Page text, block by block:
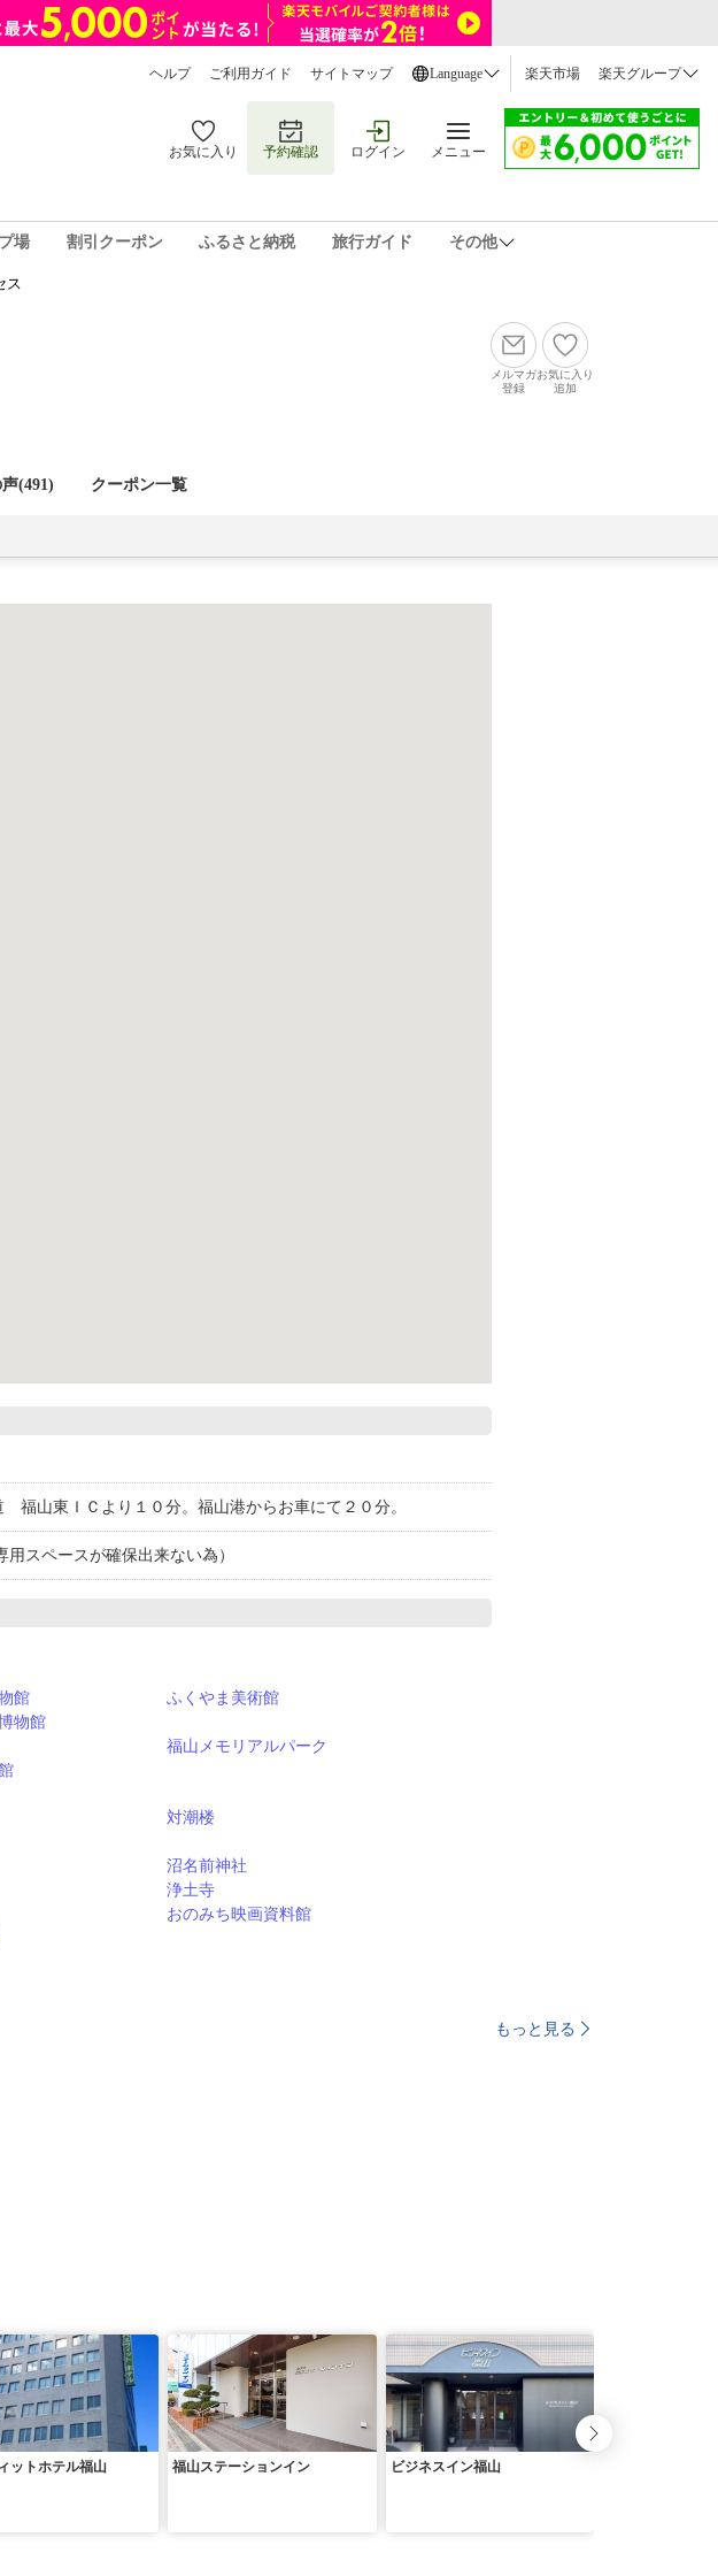
ヘルプ ご利用ガイド サイトマップ Language 楽天市場 楽天グループ
お気に入り 予約確認 ログイン メニュー
場 割引クーポン ふるさと納税 旅行ガイド その他
ス
メルマガ
登録
お気に入り
追加
声(491) クーポン一覧
福山東ＩＣより１０分。福山港からお車にて２０分。
スペースが確保出来ない為）
館
ふくやま美術館
物館
福山メモリアルパーク
対潮楼
沼名前神社
浄土寺
おのみち映画資料館
もっと見る
ットホテル福山 福山ステーションイン ビジネスイン福山